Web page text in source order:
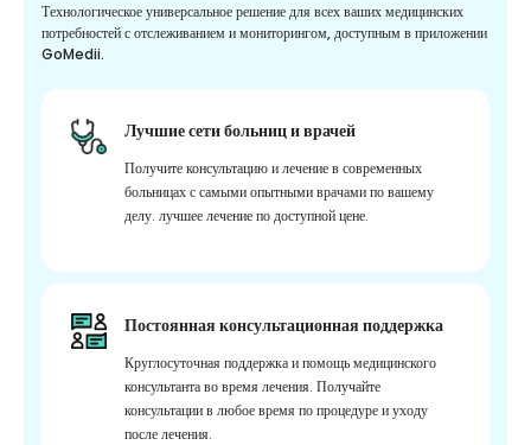
Технологическое универсальное решение для всех ваших медицинских
потребностей с отслеживанием и мониторингом, доступным в приложении
GoMedii.
Лучшие сети больниц и врачей
Получите консультацию и лечение в современных
больницах с самыми опытными врачами по вашему
делу. лучшее лечение по доступной цене.
Постоянная консультационная поддержка
Круглосуточная поддержка и помощь медицинского
консультанта во время лечения. Получайте
консультации в любое время по процедуре и уходу
после лечения.